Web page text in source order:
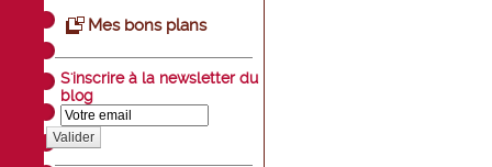
Mes bons plans
S'inscrire à la newsletter du
blog
Valider